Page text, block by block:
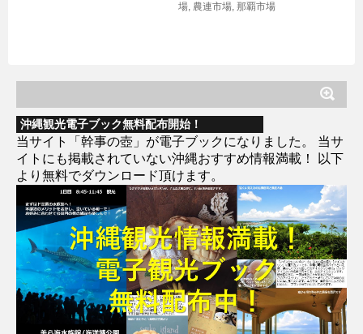
場, 農連市場, 那覇市場
沖縄観光電子ブック無料配布開始！
当サイト「幹事の壺」が電子ブックになりました。 当サ
イトにも掲載されていない沖縄おすすめ情報満載！ 以下
より無料でダウンロード頂けます。